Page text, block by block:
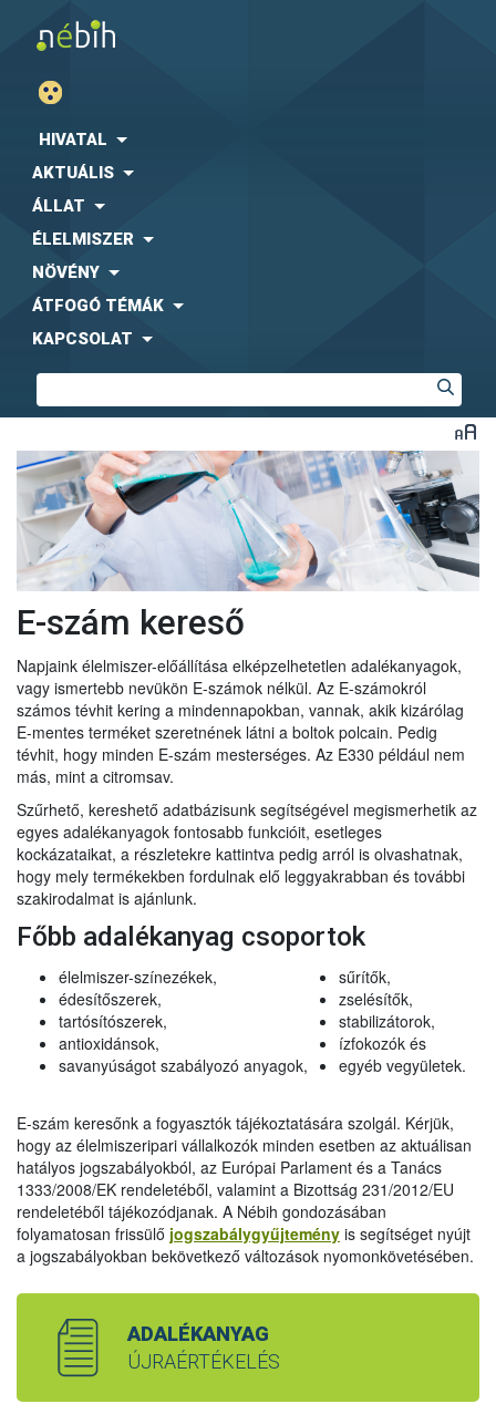
HIVATAL
AKTUÁLIS
ÁLLAT
ÉLELMISZER
NÖVÉNY
ÁTFOGÓ TÉMÁK
KAPCSOLAT
E-szám kereső
Napjaink élelmiszer-előállítása elképzelhetetlen adalékanyagok,
vagy ismertebb nevükön E-számok nélkül. Az E-számokról
számos tévhit kering a mindennapokban, vannak, akik kizárólag
E-mentes terméket szeretnének látni a boltok polcain. Pedig
tévhit, hogy minden E-szám mesterséges. Az E330 például nem
más, mint a citromsav.
Szűrhető, kereshető adatbázisunk segítségével megismerhetik az
egyes adalékanyagok fontosabb funkcióit, esetleges
kockázataikat, a részletekre kattintva pedig arról is olvashatnak,
hogy mely termékekben fordulnak elő leggyakrabban és további
szakirodalmat is ajánlunk.
Főbb adalékanyag csoportok
élelmiszer-színezékek,
édesítőszerek,
tartósítószerek,
antioxidánsok,
savanyúságot szabályozó anyagok,
sűrítők,
zselésítők,
stabilizátorok,
ízfokozók és
egyéb vegyületek.
E-szám keresőnk a fogyasztók tájékoztatására szolgál. Kérjük,
hogy az élelmiszeripari vállalkozók minden esetben az aktuálisan
hatályos jogszabályokból, az Európai Parlament és a Tanács
1333/2008/EK rendeletéből, valamint a Bizottság 231/2012/EU
rendeletéből tájékozódjanak. A Nébih gondozásában
folyamatosan frissülő jogszabálygyűjtemény is segítséget nyújt
a jogszabályokban bekövetkező változások nyomonkövetésében.
ADALÉKANYAG
ÚJRAÉRTÉKELÉS